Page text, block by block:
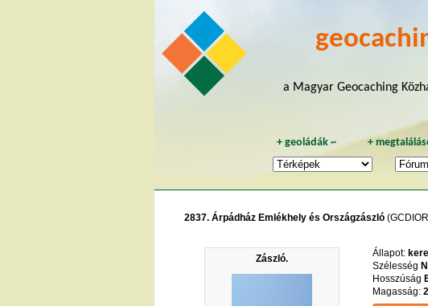
a Magyar Geocaching
+geoládák ~ +
2837. Árpádház Emlékhely és Országzászló
Zászló. Állapot:
Szélesség
Hosszúság
Magasság: